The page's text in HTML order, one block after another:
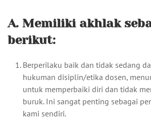
A. Memiliki akhlak
berikut:
Berperilaku baik dan tidak sedang
hukuman disiplin/etika dosen,
untuk memperbaiki diri dan tidak
buruk. Ini sangat penting sebagai
kami sendiri.